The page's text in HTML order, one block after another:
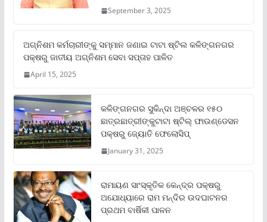
September 3, 2025
ଅଗ୍ନିଶମ କର୍ମଚାରୀଙ୍କୁ ସମ୍ମାନ ଜଣାଇ ଟାଟା ଷ୍ଟିଲ କଳିଙ୍ଗନଗର
ପକ୍ଷରୁ ଜାତୀୟ ଅଗ୍ନିଶମ ସେବା ସପ୍ତାହ ପାଳିତ
April 15, 2025
କଳିଙ୍ଗନଗର ସୁକିନ୍ଦା ଅଞ୍ଚଳର ୧୫୦
ଛାତ୍ରଛାତ୍ରୀଙ୍କୁଟାଟା ଷ୍ଟିଲ୍ ଫାଉଣ୍ଡେସନ
ପକ୍ଷରୁ ଜ୍ୟୋତି ଫେଲୋସିପ୍‌
January 31, 2025
ରାମାୟଣ ସାଂସ୍କୃତିକ କେନ୍ଦ୍ର ପକ୍ଷରୁ
ଅଯୋଧ୍ୟାରେ ରାମ ମନ୍ଦିର ଉଦଘାଟନର
ପ୍ରଥମ ବାର୍ଷିକୀ ପାଳନ